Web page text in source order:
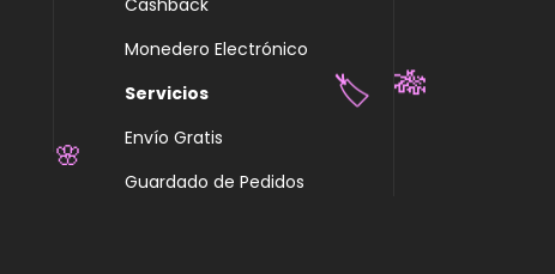
Monedero Electrónico
Servicios
Envío Gratis
Guardado de Pedidos